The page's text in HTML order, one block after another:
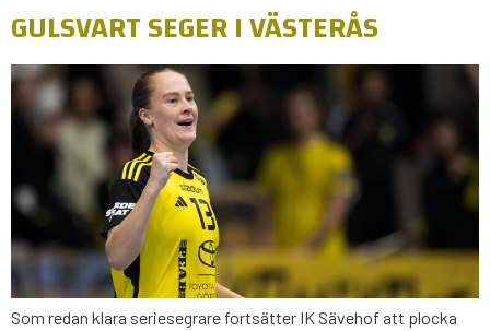
GULSVART SEGER I VÄSTERÅS
Som redan klara seriesegrare fortsätter IK Sävehof att plocka